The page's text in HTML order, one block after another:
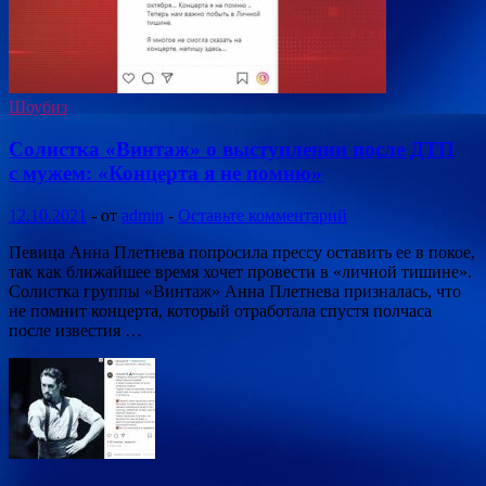
Шоубиз
Солистка «Винтаж» о выступлении после ДТП
с мужем: «Концерта я не помню»
12.10.2021 - от admin - Оставьте комментарий
Певица Анна Плетнева попросила прессу оставить ее в покое,
так как ближайшее время хочет провести в «личной тишине».
Солистка группы «Винтаж» Анна Плетнева призналась, что
не помнит концерта, который отработала спустя полчаса
после известия …